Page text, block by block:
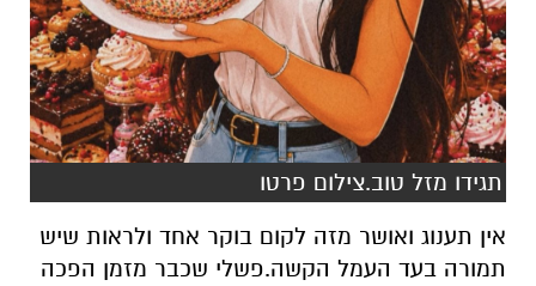
תגידו מזל טוב.צילום פרטו
אין תענוג ואושר מזה לקום בוקר אחד ולראות שיש
תמורה בעד העמל הקשה.פשלי שכבר מזמן הפכה